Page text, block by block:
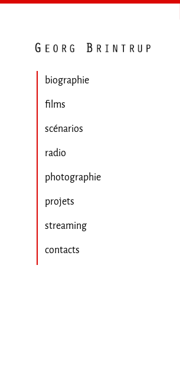
biographie
films
scénarios
radio
photographie
projets
streaming
contacts